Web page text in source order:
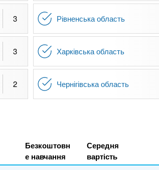
3 Рівненська область
3 Харківська область
2 Чернігівська область
Безкоштовн
е навчання
Середня
вартість